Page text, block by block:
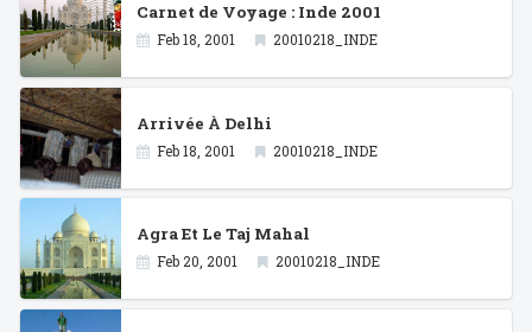
Carnet de Voyage : Inde 2001
Feb 18, 2001 20010218_INDE
Arrivée À Delhi
Feb 18, 2001 20010218_INDE
Agra Et Le Taj Mahal
Feb 20, 2001 20010218_INDE